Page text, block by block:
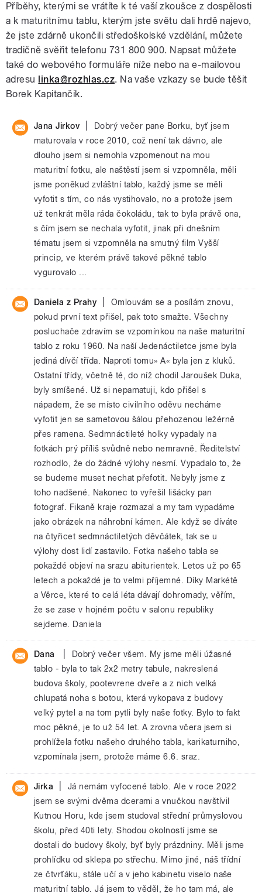
Příběhy, kterými se vrátíte k té vaší zkoušce z dospělosti
a k maturitnímu tablu, kterým jste světu dali hrdě najevo,
že jste zdárně ukončili středoškolské vzdělání, můžete
tradičně svěřit telefonu 731 800 900. Napsat můžete
také do webového formuláře níže nebo na e-mailovou
adresu linka@rozhlas.cz. Na vaše vzkazy se bude těšit
Borek Kapitančik.
Jana Jirkov
Dobrý večer pane Borku, byť jsem
maturovala v roce 2010, což není tak dávno, ale
dlouho jsem si nemohla vzpomenout na mou
maturitní fotku, ale naštěstí jsem si vzpomněla, měli
jsme poněkud zvláštní tablo, každý jsme se měli
vyfotit s tím, co nás vystihovalo, no a protože jsem
už tenkrát měla ráda čokoládu, tak to byla právě ona,
s čím jsem se nechala vyfotit, jinak při dnešním
tématu jsem si vzpomněla na smutný film Vyšší
princip, ve kterém právě takové pěkné tablo
vygurovalo ...
Daniela z Prahy
Omlouvám se a posílám znovu,
pokud první text přišel, pak toto smažte. Všechny
posluchače zdravím se vzpomínkou na naše maturitní
tablo z roku 1960. Na naší Jedenáctiletce jsme byla
jediná dívčí třída. Naproti tomu» A« byla jen z kluků.
Ostatní třídy, včetně té, do níž chodil Jaroušek Duka,
byly smíšené. Už si nepamatuji, kdo přišel s
nápadem, že se místo civilního oděvu necháme
vyfotit jen se sametovou šálou přehozenou ležérně
přes ramena. Sedmnáctileté holky vypadaly na
fotkách prý příliš svůdně nebo nemravně. Ředitelství
rozhodlo, že do žádné výlohy nesmí. Vypadalo to, že
se budeme muset nechat přefotit. Nebyly jsme z
toho nadšené. Nakonec to vyřešil lišácky pan
fotograf. Fikaně kraje rozmazal a my tam vypadáme
jako obrázek na náhrobní kámen. Ale když se díváte
na čtyřicet sedmnáctiletých děvčátek, tak se u
výlohy dost lidí zastavilo. Fotka našeho tabla se
pokaždé objeví na srazu abiturientek. Letos už po 65
letech a pokaždé je to velmi příjemné. Díky Markétě
a Věrce, které to celá léta dávají dohromady, věřím,
že se zase v hojném počtu v salonu republiky
sejdeme. Daniela
Dana
Dobrý večer všem. My jsme měli úžasné
tablo - byla to tak 2x2 metry tabule, nakreslená
budova školy, pootevrene dveře a z nich velká
chlupatá noha s botou, která vykopava z budovy
velký pytel a na tom pytli byly naše fotky. Bylo to fakt
moc pěkné, je to už 54 let. A zrovna včera jsem si
prohlížela fotku našeho druhého tabla, karikaturniho,
vzpomínala jsem, protože máme 6.6. sraz.
Jirka
Já nemám vyfocené tablo. Ale v roce 2022
jsem se svými dvěma dcerami a vnučkou navštívil
Kutnou Horu, kde jsem studoval střední průmyslovou
školu, před 40ti lety. Shodou okolností jsme se
dostali do budovy školy, byť byly prázdniny. Měli jsme
prohlídku od sklepa po střechu. Mimo jiné, náš třídní
ze čtvrťáku, stále učí a v jeho kabinetu viselo naše
maturitní tablo. Já jsem to věděl, že ho tam má, ale